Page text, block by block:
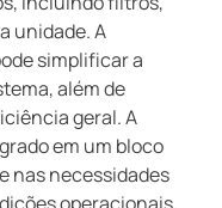
unidade. A
simplificar a
além de
geral. A
em um bloco
nas necessidades